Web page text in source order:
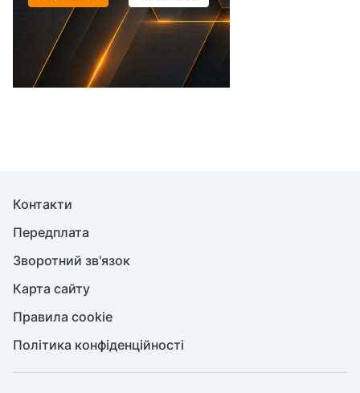
Контакти
Передплата
Зворотний зв'язок
Карта сайту
Правила cookie
Політика конфіденційності